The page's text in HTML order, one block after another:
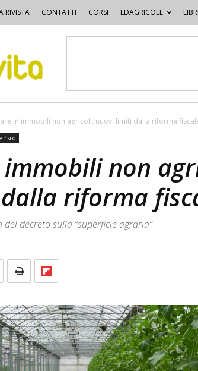
RIVISTA CONTATTI CORSI EDAGRICOLE LIBRI
in immobili non agricoli, nuovi limiti dalla riforma
fisco
non
riforma
decreto sulla “superficie agraria”